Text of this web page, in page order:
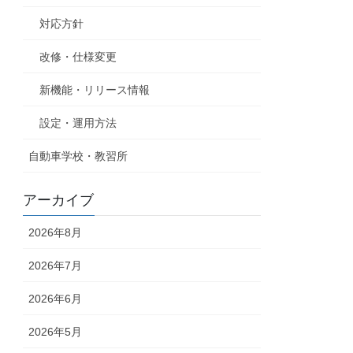
対応方針
改修・仕様変更
新機能・リリース情報
設定・運用方法
自動車学校・教習所
アーカイブ
2026年8月
2026年7月
2026年6月
2026年5月